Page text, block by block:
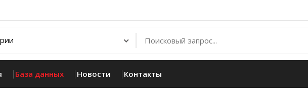
База данных Новости Контакты